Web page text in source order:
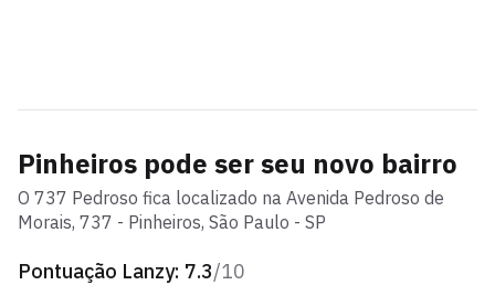
Pinheiros pode ser seu novo bairro
O 737 Pedroso fica localizado na Avenida Pedroso de
Morais, 737 - Pinheiros, São Paulo - SP
Pontuação Lanzy: 7.3/10